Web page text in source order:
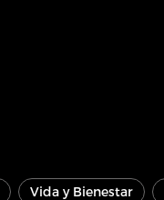
Vida y Bienestar